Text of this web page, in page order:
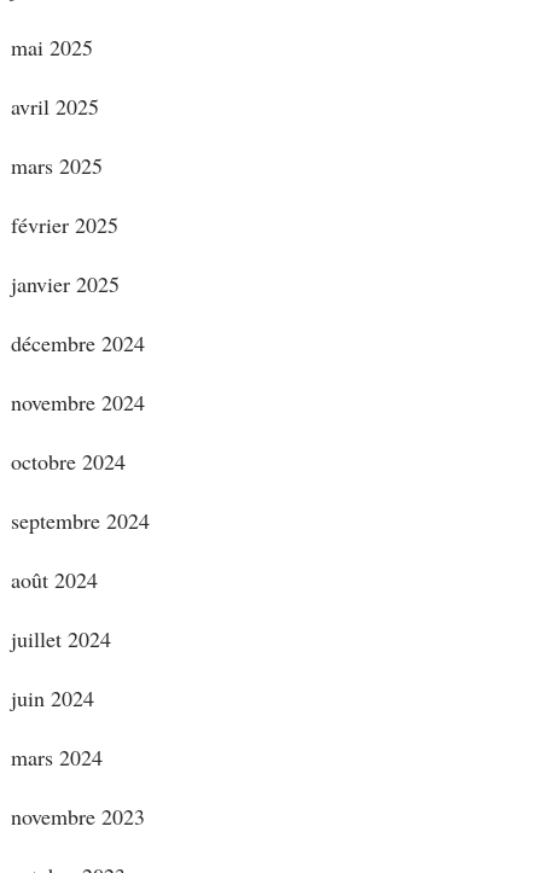
mai 2025
avril 2025
mars 2025
février 2025
janvier 2025
décembre 2024
novembre 2024
octobre 2024
septembre 2024
août 2024
juillet 2024
juin 2024
mars 2024
novembre 2023